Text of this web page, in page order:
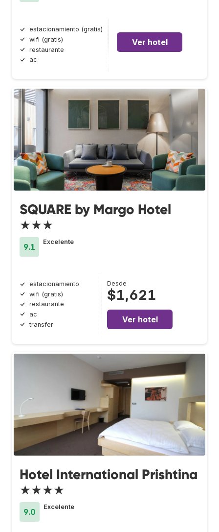
estacionamiento (gratis)
wifi (gratis)
restaurante
ac
Ver hotel
SQUARE by Margo Hotel
★★★
9.1
Excelente
estacionamiento
wifi (gratis)
restaurante
ac
transfer
Desde
$1,621
Ver hotel
Hotel International Prishtina
★★★★
9.0
Excelente